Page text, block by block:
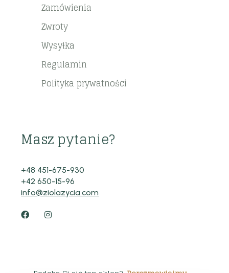
Zamówienia
Zwroty
Wysyłka
Regulamin
Polityka prywatności
Masz pytanie?
+48 451-675-930
+42 650-15-96
info@ziolazycia.com